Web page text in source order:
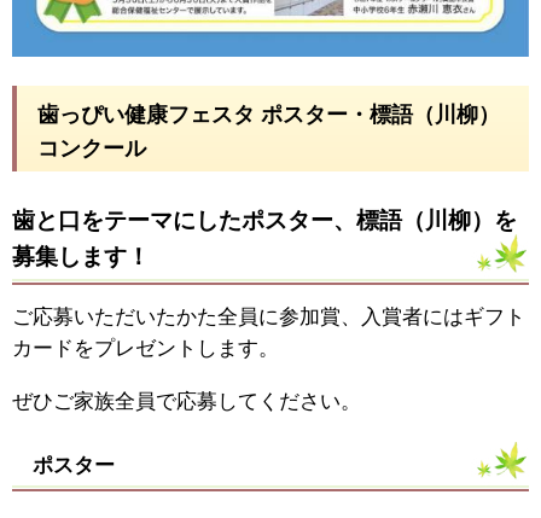
歯っぴい健康フェスタ ポスター・標語（川柳）
コンクール
歯と口をテーマにしたポスター、標語（川柳）を
募集します！
ご応募いただいたかた全員に参加賞、入賞者にはギフト
カードをプレゼントします。
ぜひご家族全員で応募してください。
ポスター